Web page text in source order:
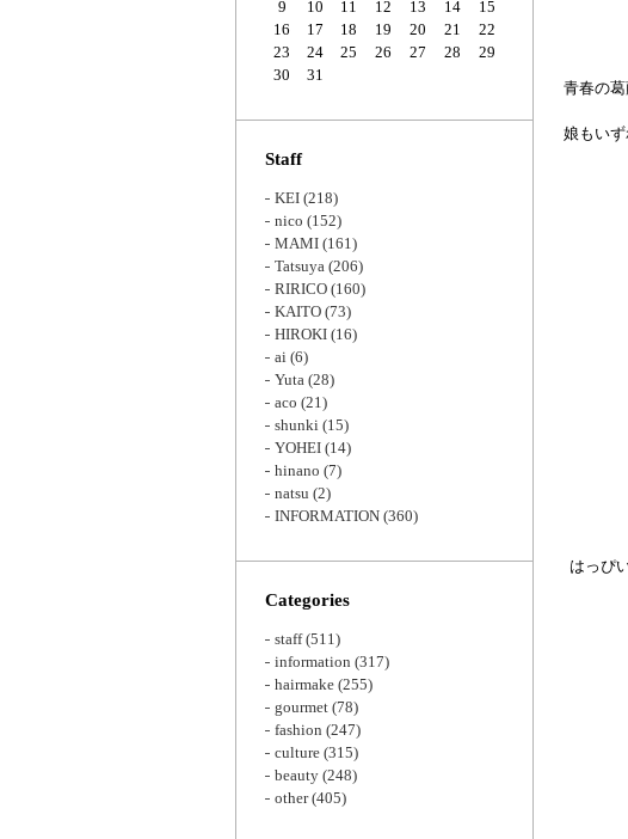
青春の
娘もい
はっぴ
9
10 11 12 13 14
15
16
17 18 19 20 21
22
23
24 25 26 27 28
29
30
31
Staff
KEI (218)
nico (152)
MAMI (161)
Tatsuya (206)
RIRICO (160)
KAITO (73)
HIROKI (16)
ai (6)
Yuta (28)
aco (21)
shunki (15)
YOHEI (14)
hinano (7)
natsu (2)
INFORMATION (360)
Categories
staff(511)
information (317)
hairmake (255)
gourmet (78)
fashion (247)
culture (315)
beauty (248)
other(405)